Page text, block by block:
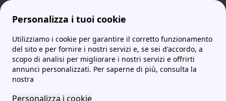
Personalizza i tuoi cookie
Utilizziamo i cookie per garantire il corretto funzionamento
del sito e per fornire i nostri servizi e, se sei d'accordo, a
scopo di analisi per migliorare i nostri servizi e offrirti
annunci personalizzati. Per saperne di più, consulta la
nostra
Personalizza i cookie
ProntoBolletta MoreWekiwi Le recensioni e le opinioni dei clienti Wekiwi
Le recensioni e le opinioni
dei clienti Wekiwi